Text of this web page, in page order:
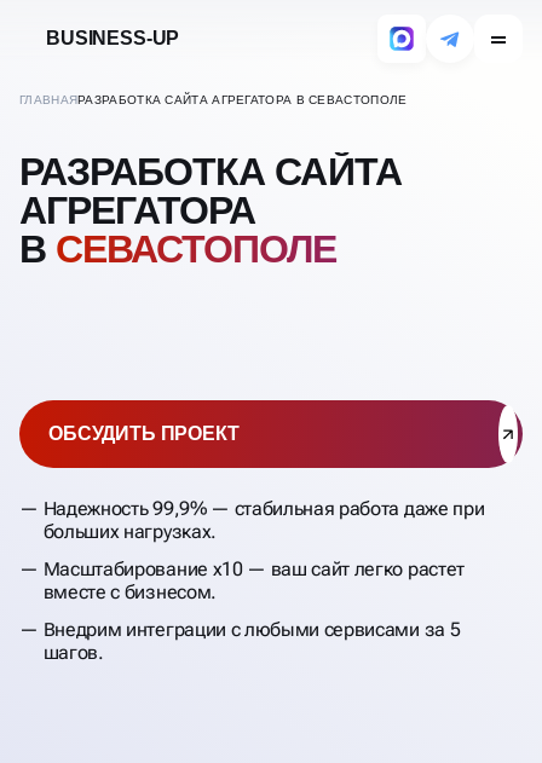
BUSINESS-UP
ГЛАВНАЯРАЗРАБОТКА САЙТА АГРЕГАТОРА В СЕВАСТОПОЛЕ
РАЗРАБОТКА САЙТА
АГРЕГАТОРА
В СЕВАСТОПОЛЕ
Надежность 99,9% — стабильная работа даже при
больших нагрузках.
Масштабирование x10 — ваш сайт легко растет
вместе с бизнесом.
Внедрим интеграции с любыми сервисами за 5
шагов.
ОБСУДИТЬ ПРОЕКТ